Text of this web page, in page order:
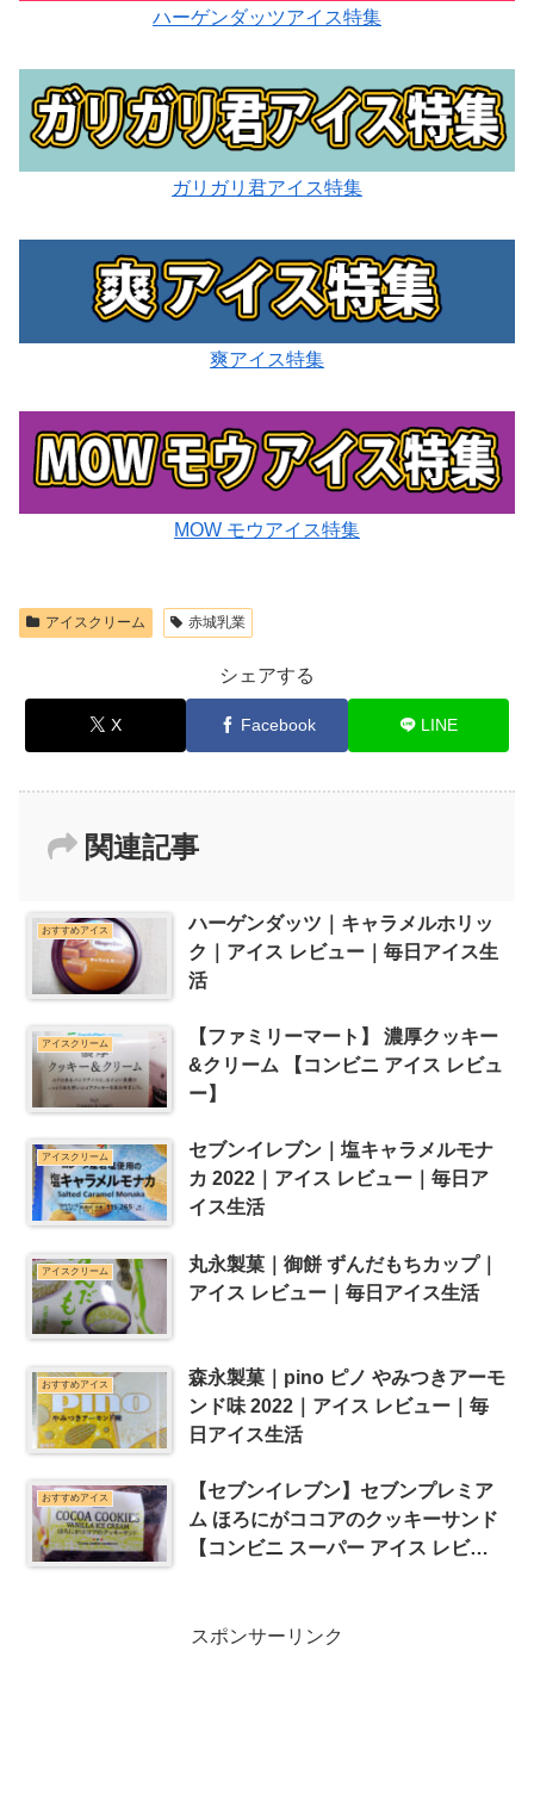
ハーゲンダッツアイス特集
ガリガリ君アイス特集
爽アイス特集
MOW モウアイス特集
アイスクリーム 赤城乳業
シェアする
X Facebook LINE
関連記事
おすすめアイス
ハーゲンダッツ｜キャラメルホリッ
ク｜アイス レビュー｜毎日アイス生
活
アイスクリーム
【ファミリーマート】 濃厚クッキー
&クリーム 【コンビニ アイス レビュ
ー】
アイスクリーム
セブンイレブン｜塩キャラメルモナ
カ 2022｜アイス レビュー｜毎日ア
イス生活
アイスクリーム
丸永製菓｜御餅 ずんだもちカップ｜
アイス レビュー｜毎日アイス生活
おすすめアイス
森永製菓｜pino ピノ やみつきアーモ
ンド味 2022｜アイス レビュー｜毎
日アイス生活
おすすめアイス
【セブンイレブン】セブンプレミア
ム ほろにがココアのクッキーサンド
【コンビニ スーパー アイス レビュ
スポンサーリンク